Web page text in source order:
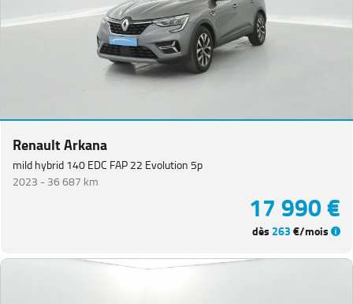
Renault Arkana
mild hybrid 140 EDC FAP 22 Evolution 5p
2023 -36 687 km
17 990 €
dès 263€/mois